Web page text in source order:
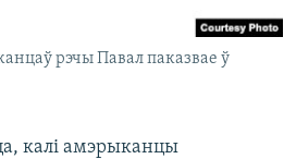
рэчы Павал паказвае ў
калі амэрыканцы